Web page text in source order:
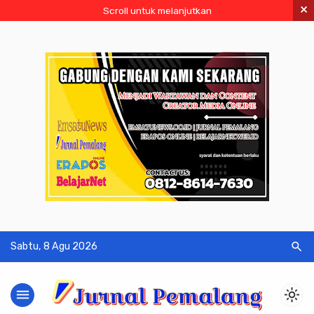
Scroll untuk melanjutkan ×
Sabtu, 8 Agu 2026 search
menu light_mode